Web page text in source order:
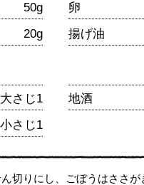
50g
卵
20g 揚げ油
大さじ1
地酒
小さじ1
切りにし、ごぼうはささ